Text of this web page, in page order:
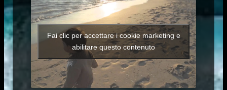
Fai clic per accettare i cookie marketing e
abilitare questo contenuto